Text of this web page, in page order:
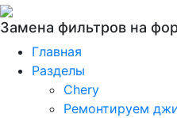
Замена фильтров на
Главная
Разделы
Chery
Ремонтируем